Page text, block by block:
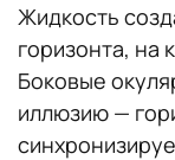
Жидкость
горизонта, на
Боковые
иллюзию —